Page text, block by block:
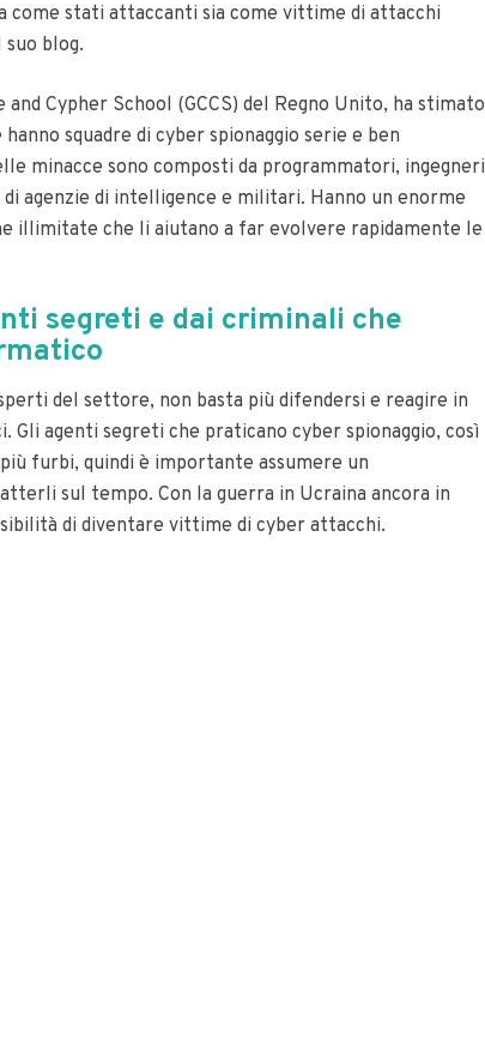
come stati attaccanti sia come vittime di attacchi
blog.
Cypher School (GCCS) del Regno Unito, ha stimato
squadre di cyber spionaggio serie e ben
minacce sono composti da programmatori, ingegneri
agenzie di intelligence e militari. Hanno un enorme
illimitate che li aiutano a far evolvere rapidamente le
segreti e dai criminali che
del settore, non basta più difendersi e reagire in
Gli agenti segreti che praticano cyber spionaggio, così
furbi, quindi è importante assumere un
sul tempo. Con la guerra in Ucraina ancora in
di diventare vittime di cyber attacchi.